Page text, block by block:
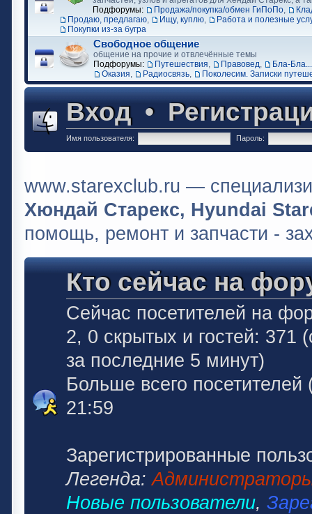
Подфорумы:
Продажа/покупка/обмен ГиПоПо,
Продаю, предлагаю, Ищу, куплю,
Работа и полезные
Покупки из-за бугра
Свободное общение
общение на прочие и отвлечённые темы
Подфорумы:
Путешествия, Правовед,
Бла-Бла...
Оказия, Радиосвязь, Поколесим. Записки
Вход•
Имя пользователя: Пароль:
www.starexclub.ru —
Хюндай Старекс, Hyundai
помощь, ремонт и запчасти -
Кто сейчас на
Сейчас посетителей на
2, 0 скрытых и гостей: 371
за последние 5 минут)
Больше всего посетителей
21:59
Зарегистрированные
Легенда:
Новые пользователи,